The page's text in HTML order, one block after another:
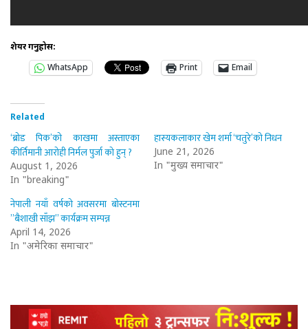
शेयर गर्नुहोस:
WhatsApp
Print Email
Related
‘ब्रोड पिक’को काखमा अस्ताएका
कीर्तिमानी आरोही निर्मल पुर्जा को हुन् ?
August 1, 2026
In "breaking"
हास्यकलाकार खेम शर्मा ‘चतुरे’को निधन
June 21, 2026
In "मुख्य समाचार"
नेपाली नयाँ वर्षको अवसरमा बोस्टनमा
”बैशाखी साँझ” कार्यक्रम सम्पन्न
April 14, 2026
In "अमेरिका समाचार"